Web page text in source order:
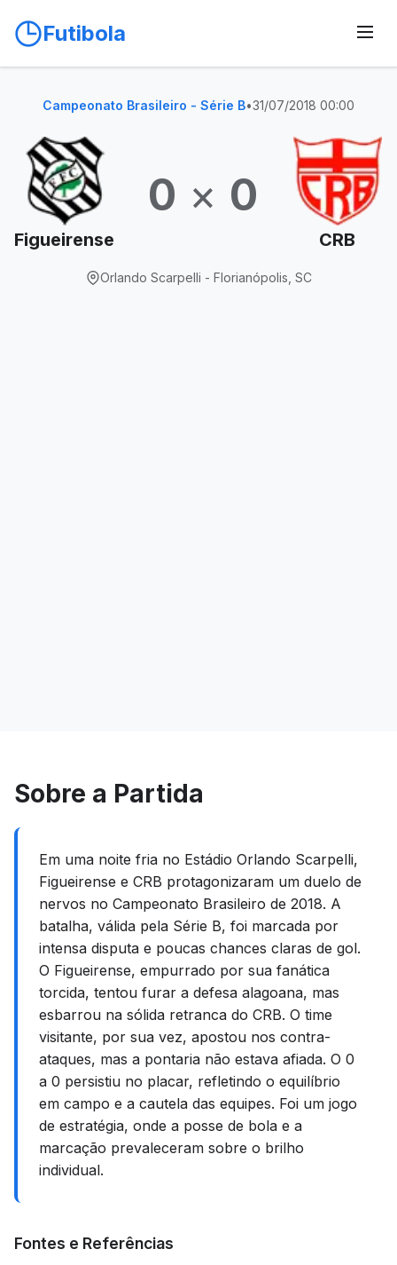
Futibola
Campeonato Brasileiro - Série B•31/07/2018 00:00
Figueirense
0 × 0
CRB
Orlando Scarpelli - Florianópolis, SC
Sobre a Partida
Em uma noite fria no Estádio Orlando Scarpelli,
Figueirense e CRB protagonizaram um duelo de
nervos no Campeonato Brasileiro de 2018. A
batalha, válida pela Série B, foi marcada por
intensa disputa e poucas chances claras de gol.
O Figueirense, empurrado por sua fanática
torcida, tentou furar a defesa alagoana, mas
esbarrou na sólida retranca do CRB. O time
visitante, por sua vez, apostou nos contra-
ataques, mas a pontaria não estava afiada. O 0
a 0 persistiu no placar, refletindo o equilíbrio
em campo e a cautela das equipes. Foi um jogo
de estratégia, onde a posse de bola e a
marcação prevaleceram sobre o brilho
individual.
Fontes e Referências